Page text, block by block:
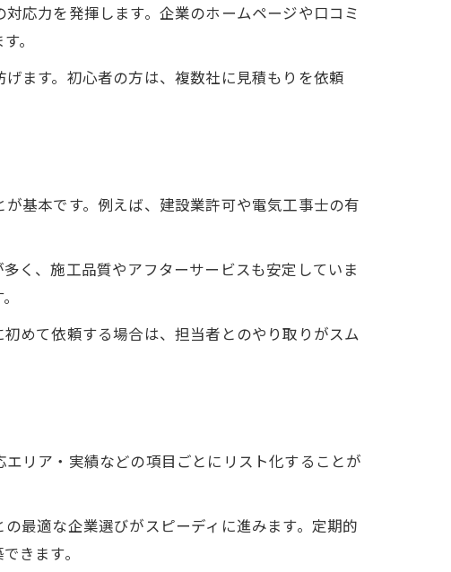
応力を発揮します。企業のホームページや口コミ
。
ます。初心者の方は、複数社に見積もりを依頼
基本です。例えば、建設業許可や電気工事士の有
く、施工品質やアフターサービスも安定していま
めて依頼する場合は、担当者とのやり取りがスム
リア・実績などの項目ごとにリスト化することが
最適な企業選びがスピーディに進みます。定期的
きます。